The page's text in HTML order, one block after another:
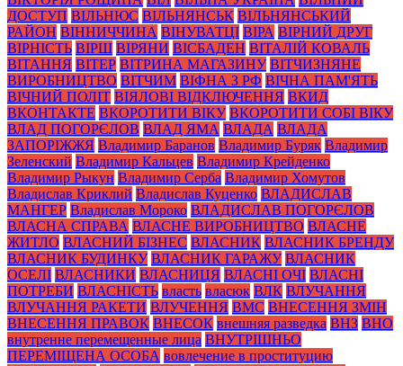
ДОСТУП ВІЛЬНЮС ВІЛЬНЯНСЬК ВІЛЬНЯНСЬКИЙ
РАЙОН ВІННИЧЧИНА ВІНУВАТЦІ ВІРА ВІРНИЙ ДРУГ
ВІРНІСТЬ ВІРШ ВІРЯНИ ВІСБАДЕН ВІТАЛІЙ КОВАЛЬ
ВІТАННЯ ВІТЕР ВІТРИНА МАГАЗИНУ ВІТЧИЗНЯНЕ
ВИРОБНИЦТВО ВІТЧИМ ВІФНА З РФ ВІЧНА ПАМ'ЯТЬ
ВІЧНИЙ ПОЛІТ ВІЯЛОВІ ВІДКЛЮЧЕННЯ ВКИД
ВКОНТАКТЕ ВКОРОТИТИ ВІКУ ВКОРОТИТИ СОБІ ВІКУ
ВЛАД ПОГОРЄЛОВ ВЛАД ЯМА ВЛАДА ВЛАДА
ЗАПОРІЖЖЯ Владимир Баранов Владимир Буряк Владимир
Зеленский Владимир Кальцев Владимир Крейденко
Владимир Рыкун Владимир Серба Владимир Хомутов
Владислав Криклий Владислав Куценко ВЛАДИСЛАВ
МАНГЕР Владислав Мороко ВЛАДИСЛАВ ПОГОРЄЛОВ
ВЛАСНА СПРАВА ВЛАСНЕ ВИРОБНИЦТВО ВЛАСНЕ
ЖИТЛО ВЛАСНИЙ БІЗНЕС ВЛАСНИК ВЛАСНИК БРЕНДУ
ВЛАСНИК БУДИНКУ ВЛАСНИК ГАРАЖУ ВЛАСНИК
ОСЕЛІ ВЛАСНИКИ ВЛАСНИЦЯ ВЛАСНІ ОЧІ ВЛАСНІ
ПОТРЕБИ ВЛАСНІСТЬ власть власюк ВЛК ВЛУЧАННЯ
ВЛУЧАННЯ РАКЕТИ ВЛУЧЕННЯ ВМС ВНЕСЕННЯ ЗМІН
ВНЕСЕННЯ ПРАВОК ВНЕСОК внешняя разведка ВНЗ ВНО
внутренне перемещенные лица ВНУТРІШНЬО
ПЕРЕМІЩЕНА ОСОБА вовлечение в проституцию